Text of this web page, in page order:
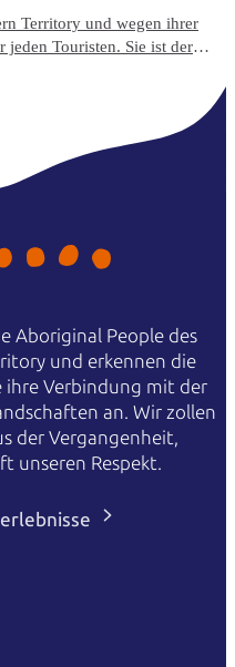
Territory und wegen ihrer
jeden Touristen. Sie ist der
Aboriginal People des
und erkennen die
Verbindung mit der
an. Wir zollen
der Vergangenheit,
unseren Respekt.